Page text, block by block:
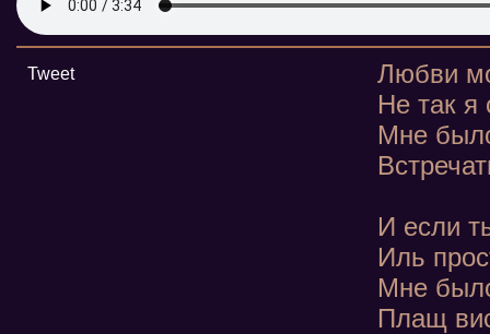
Tweet
Любви
Не так
Мне
И если
Иль
Мне
Плащ